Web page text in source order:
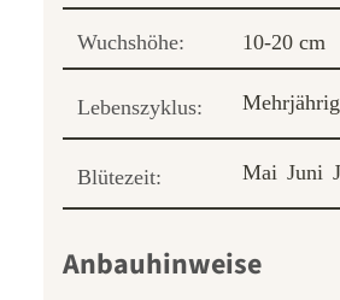
Wuchshöhe: 10-20 cm
Lebenszyklus: Mehrjährig
Blütezeit: Mai Juni
Anbauhinweise